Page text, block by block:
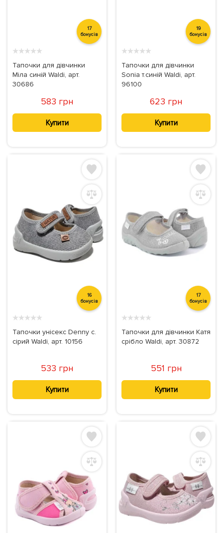
17
бонусів
★★★★★
Тапочки для дівчинки
Міла синій Waldi, арт.
30686
583 грн
Купити
19
бонусів
★★★★★
Тапочки для дівчинки
Sonia т.синій Waldi, арт.
96100
623 грн
Купити
16
бонусів
★★★★★
Тапочки унісекс Denny с.
сірий Waldi, арт. 10156
533 грн
Купити
17
бонусів
★★★★★
Тапочки для дівчинки Катя
срібло Waldi, арт. 30872
551 грн
Купити